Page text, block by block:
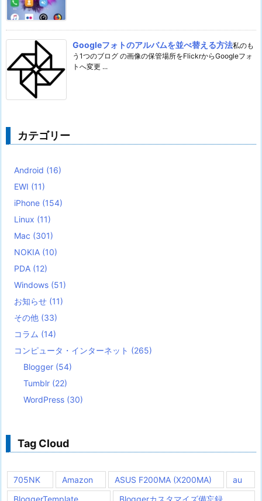
Googleフォトのアルバムを並べ替える方法私のも
う1つのブログ の画像の保管場所をFlickrからGoogleフォ
トへ変更 ...
カテゴリー
Android (16)
EWI (11)
iPhone (154)
Linux (11)
Mac (301)
NOKIA (10)
PDA (12)
Windows (51)
お知らせ (11)
その他 (33)
コラム (14)
コンピュータ・インターネット (265)
Blogger (54)
Tumblr (22)
WordPress (30)
Tag Cloud
705NK Amazon ASUS F200MA (X200MA)
au
BloggerTemplate
Bloggerカスタマイズ備忘録